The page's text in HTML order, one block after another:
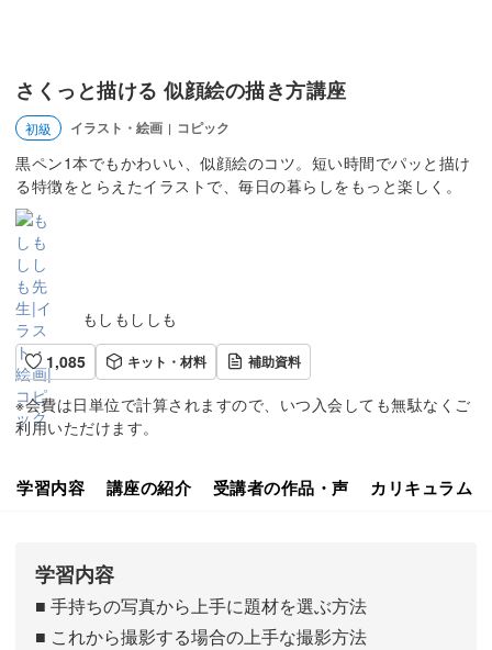
さくっと描ける 似顔絵の描き方講座
初級 イラスト・絵画 | コピック
黒ペン1本でもかわいい、似顔絵のコツ。短い時間でパッと描け
る特徴をとらえたイラストで、毎日の暮らしをもっと楽しく。
もしもししも
1,085
キット・材料 補助資料
※会費は日単位で計算されますので、いつ入会しても無駄なくご
利用いただけます。
学習内容 講座の紹介 受講者の作品・声 カリキュラム
学習内容
■ 手持ちの写真から上手に題材を選ぶ方法
■ これから撮影する場合の上手な撮影方法